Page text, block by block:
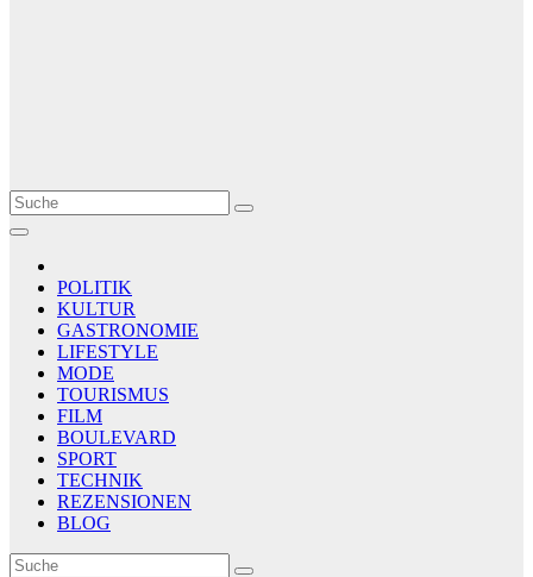
Le Matin
AGENCE DE PRESSE
POLITIK
KULTUR
GASTRONOMIE
LIFESTYLE
MODE
TOURISMUS
FILM
BOULEVARD
SPORT
TECHNIK
REZENSIONEN
BLOG